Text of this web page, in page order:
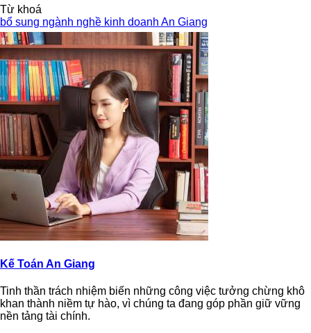
Từ khoá
bổ sung ngành nghề kinh doanh An Giang
Kế Toán An Giang
Tinh thần trách nhiệm biến những công việc tưởng chừng khô
khan thành niềm tự hào, vì chúng ta đang góp phần giữ vững
nền tảng tài chính.